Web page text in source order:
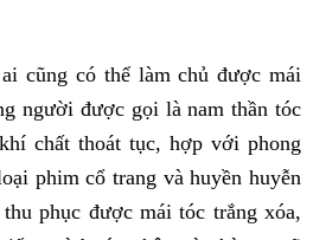
cũng có thể làm chủ được mái
người được gọi là nam thần tóc
chất thoát tục, hợp với phong
phim cổ trang và huyền huyễn
phục được mái tóc trắng xóa,